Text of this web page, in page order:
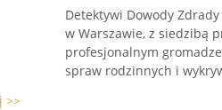
>>
Detektywi Dowody
w Warszawie, z siedzibą
profesjonalnym
spraw rodzinnych i